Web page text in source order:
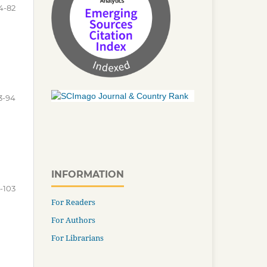
82
94
103
INFORMATION
For Readers
For Authors
For Librarians